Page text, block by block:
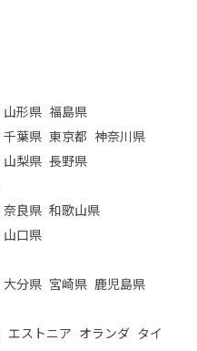
山形県 福島県
千葉県 東京都 神奈川県
山梨県 長野県
奈良県 和歌山県
山口県
大分県 宮崎県 鹿児島県
エストニア オランダ タイ